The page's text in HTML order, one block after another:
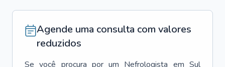
Agende uma consulta com valores
reduzidos
Se você procura por um Nefrologista em Sul